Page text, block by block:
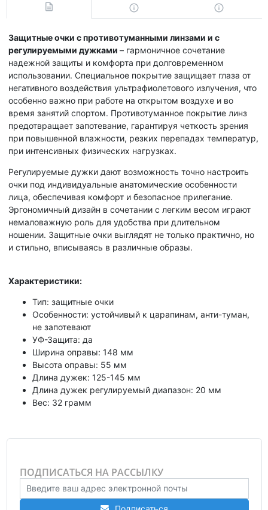
Защитные очки с противотуманными линзами и с
регулируемыми дужками – гармоничное сочетание
надежной защиты и комфорта при долговременном
использовании. Специальное покрытие защищает глаза от
негативного воздействия ультрафиолетового излучения, что
особенно важно при работе на открытом воздухе и во
время занятий спортом. Противотуманное покрытие линз
предотвращает запотевание, гарантируя четкость зрения
при повышенной влажности, резких перепадах температур,
при интенсивных физических нагрузках.
Регулируемые дужки дают возможность точно настроить
очки под индивидуальные анатомические особенности
лица, обеспечивая комфорт и безопасное прилегание.
Эргономичный дизайн в сочетании с легким весом играют
немаловажную роль для удобства при длительном
ношении. Защитные очки выглядят не только практично, но
и стильно, вписываясь в различные образы.
Характеристики:
Тип: защитные очки
Особенности: устойчивый к царапинам, анти-туман,
не запотевают
УФ-Защита: да
Ширина оправы: 148 мм
Высота оправы: 55 мм
Длина дужек: 125-145 мм
Длина дужек регулируемый диапазон: 20 мм
Вес: 32 грамм
ПОДПИСАТЬСЯ НА РАССЫЛКУ